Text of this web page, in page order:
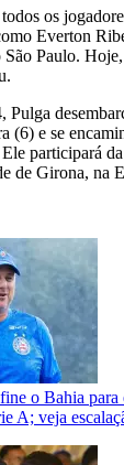
os
Everton
Paulo.
(6) e se
participará
de Girona, na
o Bahia para
A; veja